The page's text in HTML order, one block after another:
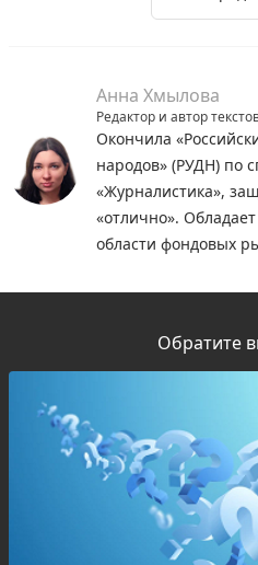
Анна Хмылова
Редактор и автор
Окончила
народов» (РУДН) по
«Журналистика»,
«отлично».
области фондовых
Обратите